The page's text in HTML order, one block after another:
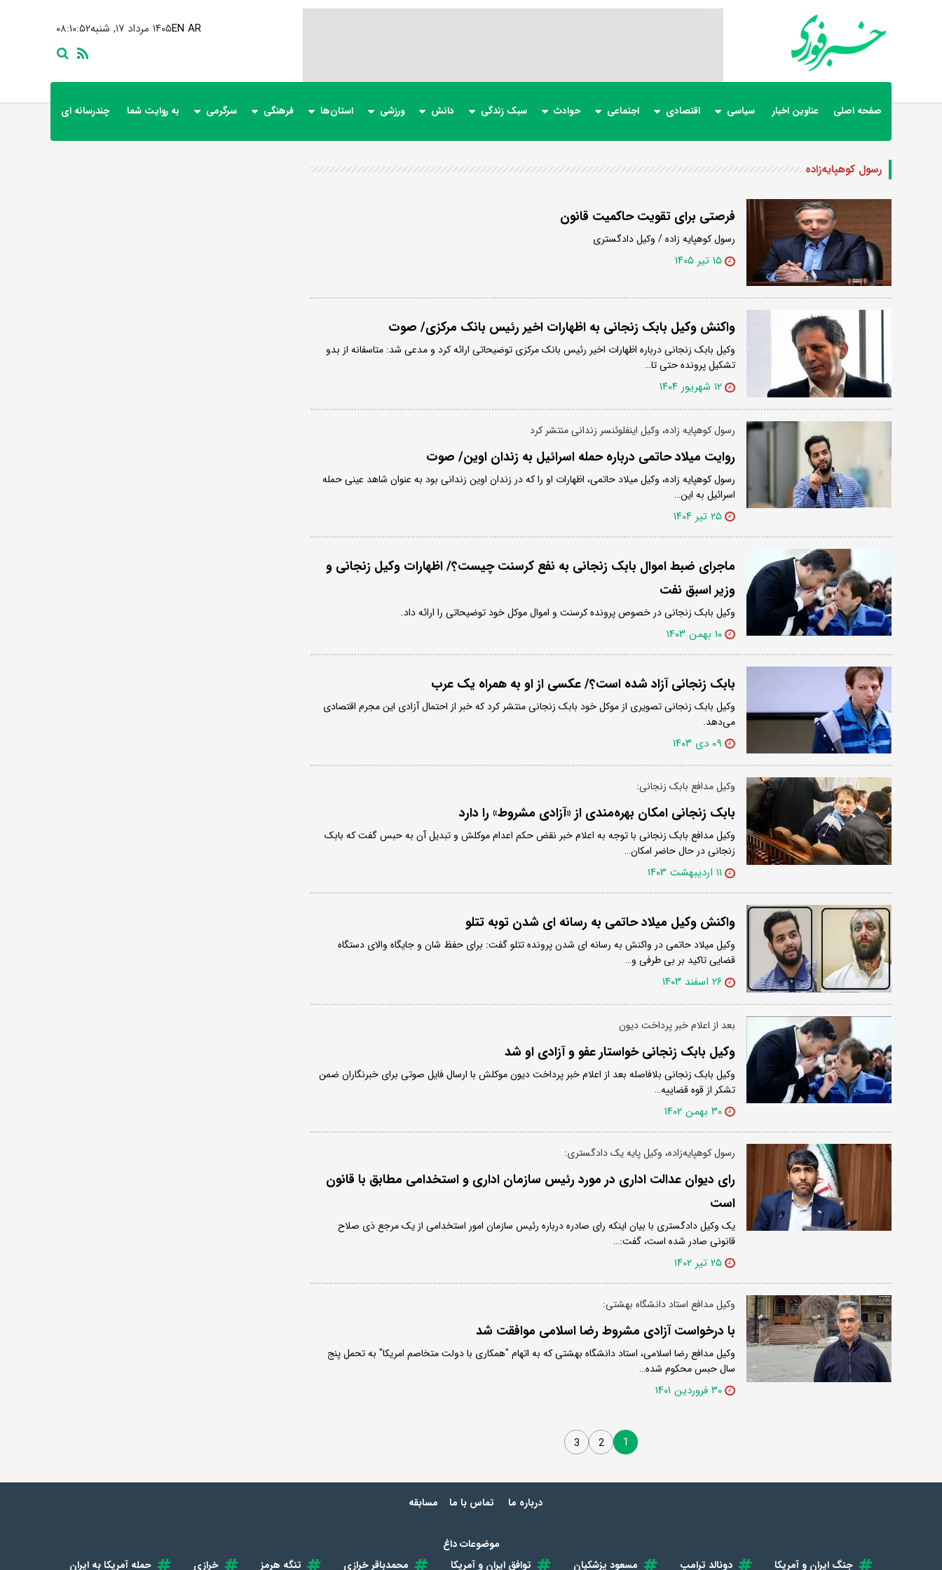
۰۸:۱۰:۵۳ ۱۴۰۵ مرداد ۱۷, شنبهEN AR
صفحه اصلی عناوین اخبار سیاسی اقتصادی اجتماعی حوادث سبک زندگی دانش ورزشی استان‌ها فرهنگی سرگرمی به روایت شما چندرسانه ای
رسول کوهپایه‌زاده
فرصتی برای تقویت حاکمیت قانون
رسول کوهپایه زاده / وکیل دادگستری
۱۵ تیر ۱۴۰۵
واکنش وکیل بابک زنجانی به اظهارات اخیر رئیس بانک مرکزی/ صوت
وکیل بابک زنجانی درباره اظهارات اخیر رئیس بانک مرکزی توضیحاتی ارائه کرد و مدعی شد: متاسفانه از بدو
تشکیل پرونده حتی تا…
۱۲ شهریور ۱۴۰۴
رسول کوهپایه زاده، وکیل اینفلوئنسر زندانی منتشر کرد
روایت میلاد حاتمی درباره حمله اسرائیل به زندان اوین/ صوت
رسول کوهپایه زاده، وکیل میلاد حاتمی، اظهارات او را که در زندان اوین زندانی بود به عنوان شاهد عینی حمله
اسرائیل به این…
۲۵ تیر ۱۴۰۴
ماجرای ضبط اموال بابک زنجانی به نفع کرسنت چیست؟/ اظهارات وکیل زنجانی و
وزیر اسبق نفت
وکیل بابک زنجانی در خصوص پرونده کرسنت و اموال موکل خود توضیحاتی را ارائه داد.
۱۰ بهمن ۱۴۰۳
بابک زنجانی آزاد شده است؟/ عکسی از او به همراه یک عرب
وکیل بابک زنجانی تصویری از موکل خود بابک زنجانی منتشر کرد که خبر از احتمال آزادی این مجرم اقتصادی
می‌دهد.
۰۹ دی ۱۴۰۳
وکیل مدافع بابک زنجانی:
بابک زنجانی امکان بهره‌مندی از «آزادی مشروط» را دارد
وکیل مدافع بابک زنجانی با توجه به اعلام خبر نقض حکم اعدام موکلش و تبدیل آن به حبس گفت که بابک
زنجانی در حال حاضر امکان…
۱۱ اردیبهشت ۱۴۰۳
واکنش وکیل میلاد حاتمی به رسانه ای شدن توبه تتلو
وکیل میلاد حاتمی در واکنش به رسانه ای شدن پرونده تتلو گفت: برای حفظ شان و جایگاه والای دستگاه
قضایی تاکید بر بی طرفی و…
۲۶ اسفند ۱۴۰۳
بعد از اعلام خبر پرداخت دیون
وکیل بابک زنجانی خواستار عفو و آزادی او شد
وکیل بابک زنجانی بلافاصله بعد از اعلام خبر پرداخت دیون موکلش با ارسال فایل صوتی برای خبرنگاران ضمن
تشکر از قوه قضاییه…
۳۰ بهمن ۱۴۰۲
رسول کوهپایه‌زاده، وکیل پایه یک دادگستری:
رای دیوان عدالت اداری در مورد رئیس سازمان اداری و استخدامی مطابق با قانون
است
یک وکیل دادگستری با بیان اینکه رای صادره درباره رئیس سازمان امور استخدامی از یک مرجع ذی صلاح
قانونی صادر شده است، گفت:…
۲۵ تیر ۱۴۰۲
وکیل مدافع استاد دانشگاه بهشتی:
با درخواست آزادی مشروط رضا اسلامی موافقت شد
وکیل مدافع رضا اسلامی، استاد دانشگاه بهشتی که به اتهام "همکاری با دولت متخاصم امریکا" به تحمل پنج
سال حبس محکوم شده…
۳۰ فروردین ۱۴۰۱
1
2
3
درباره ما تماس با ما مسابقه
موضوعات داغ
جنگ ایران و آمریکا
دونالد ترامپ مسعود پزشکیان توافق ایران و آمریکا محمدباقر خرازی تنگه هرمز خرازی حمله آمریکا به ایران